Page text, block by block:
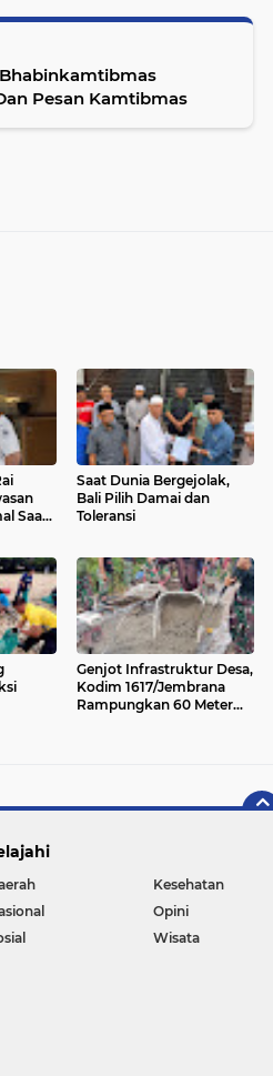
Pesan Kamtibmas
Saat
Saat Dunia Bergejolak,
Bali Pilih Damai dan
Toleransi
Genjot Infrastruktur Desa,
Kodim 1617/Jembrana
Rampungkan 60 Meter
Kesehatan
Opini
Wisata